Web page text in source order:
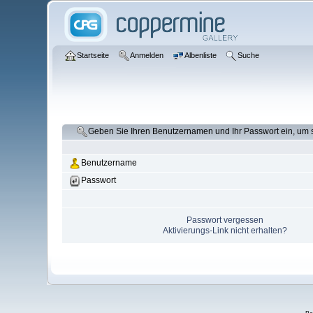
Startseite Anmelden Albenliste Suche
Geben Sie Ihren Benutzernamen und Ihr Passwort ein, um
Benutzername
Passwort
Passwort vergessen
Aktivierungs-Link nicht erhalten?